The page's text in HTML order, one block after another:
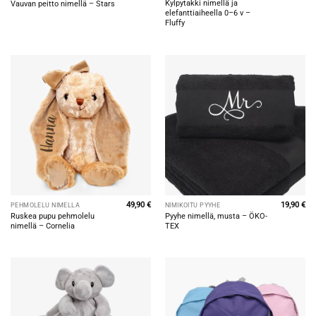
Vauvan peitto nimellä – Stars
Kylpytakki nimellä ja
elefanttiaiheella 0–6 v –
Fluffy
PEHMOLELU NIMELLÄ
Ruskea pupu pehmolelu
nimellä – Cornelia
49,90€ NIMIKOITU PYYHE
Pyyhe nimellä, musta – ÖKO-
TEX
19,90€